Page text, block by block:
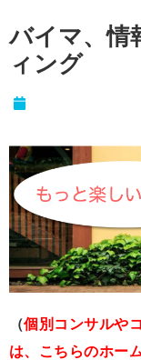
バイマ、情
ィング
（個別コンサルや
は、こちらのホー